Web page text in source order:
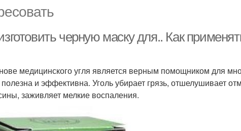
черную маску для.. Как
медицинского угля является верным помощником для
и эффективна. Уголь убирает грязь, отшелушивает
заживляет мелкие воспаления.